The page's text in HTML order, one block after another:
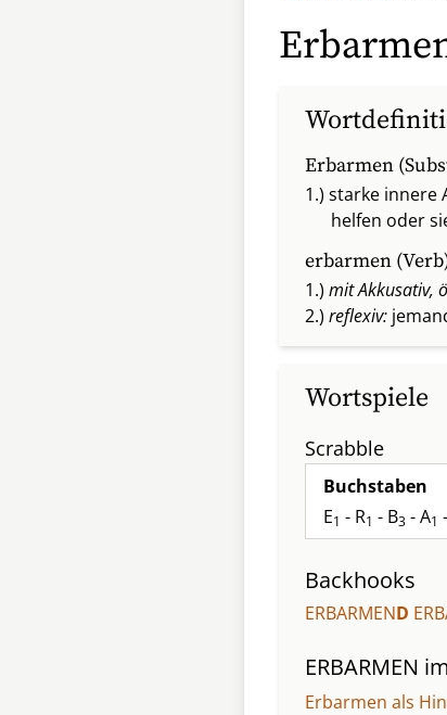
Erbarmen
1.) starke innere
helfen oder
erbarmen
1.) mit Akkusativ,
2.) reflexiv:
Wortspiele
Scrabble
Buchstaben
E1 - R1 - B3 - A1
Backhooks
ERBARMEND
ERBARMEN
Erbarmen als